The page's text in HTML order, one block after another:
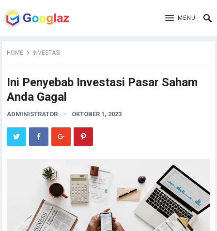
MENU
HOME INVESTASI
Ini Penyebab Investasi Pasar Saham
Anda Gagal
ADMINISTRATOR OKTOBER 1, 2023